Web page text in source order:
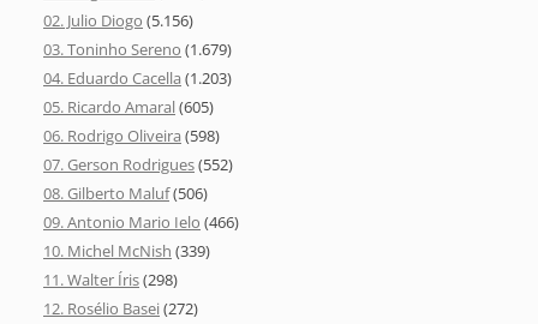
02. Julio Diogo (5.156)
03. Toninho Sereno (1.679)
04. Eduardo Cacella (1.203)
05. Ricardo Amaral(605)
06. Rodrigo Oliveira (598)
07. Gerson Rodrigues(552)
08. Gilberto Maluf(506)
09. Antonio Mario Ielo (466)
10. Michel McNish (339)
11. Walter Íris(298)
12. Rosélio Basei(272)